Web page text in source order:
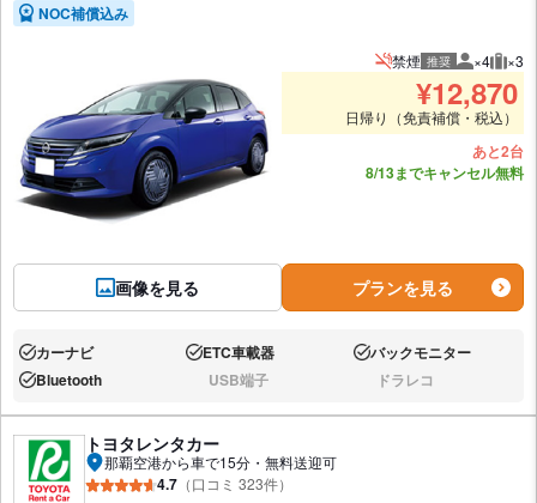
NOC補償込み
画像を見る
禁煙 推奨 推奨人数
×4 推
×3
¥12,870
日帰り（免責補償・税込）
あと2台
8/13までキャンセル無料
プランを見る
あり:カーナビ あり:ETC車載器 あり:バックモニター
あり:Bluetooth なし:USB端子 なし:ドラレコ
トヨタレンタカー
那覇空港から車で15分・無料送迎可
4.7 （口コミ 323件）